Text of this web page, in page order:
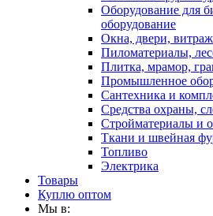
Оборудование для
оборудование
Окна, двери,
Пиломатериалы,
Плитка, мрамор,
Промышленное
Сантехника и
Средства охраны,
Стройматериалы и
Ткани и швейная
Топливо
Электрика
Товары
Куплю оптом
Мы в: